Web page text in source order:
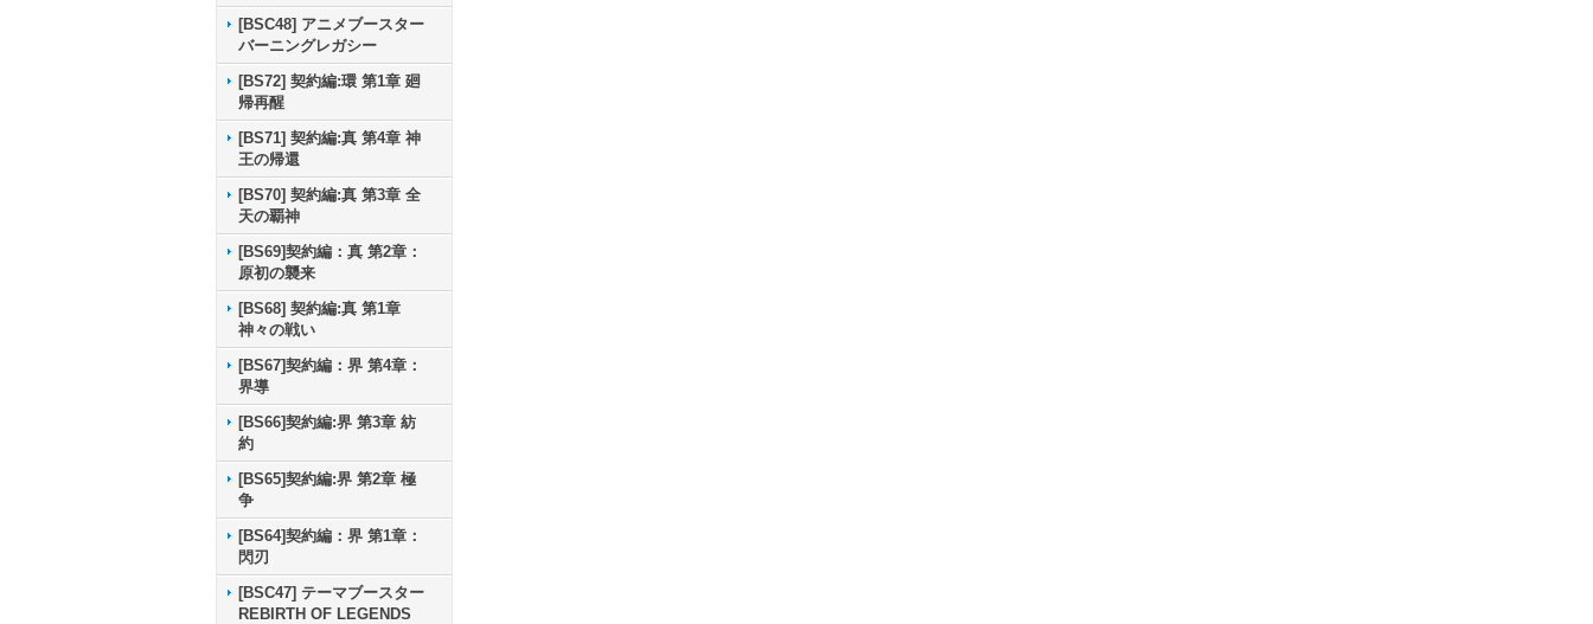
[BSC48] アニメブースター
バーニングレガシー
[BS72] 契約編:環 第1章 廻
帰再醒
[BS71] 契約編:真 第4章 神
王の帰還
[BS70] 契約編:真 第3章 全
天の覇神
[BS69]契約編：真 第2章：
原初の襲来
[BS68] 契約編:真 第1章
神々の戦い
[BS67]契約編：界 第4章：
界導
[BS66]契約編:界 第3章 紡
約
[BS65]契約編:界 第2章 極
争
[BS64]契約編：界 第1章：
閃刃
[BSC47] テーマブースター
REBIRTH OF LEGENDS